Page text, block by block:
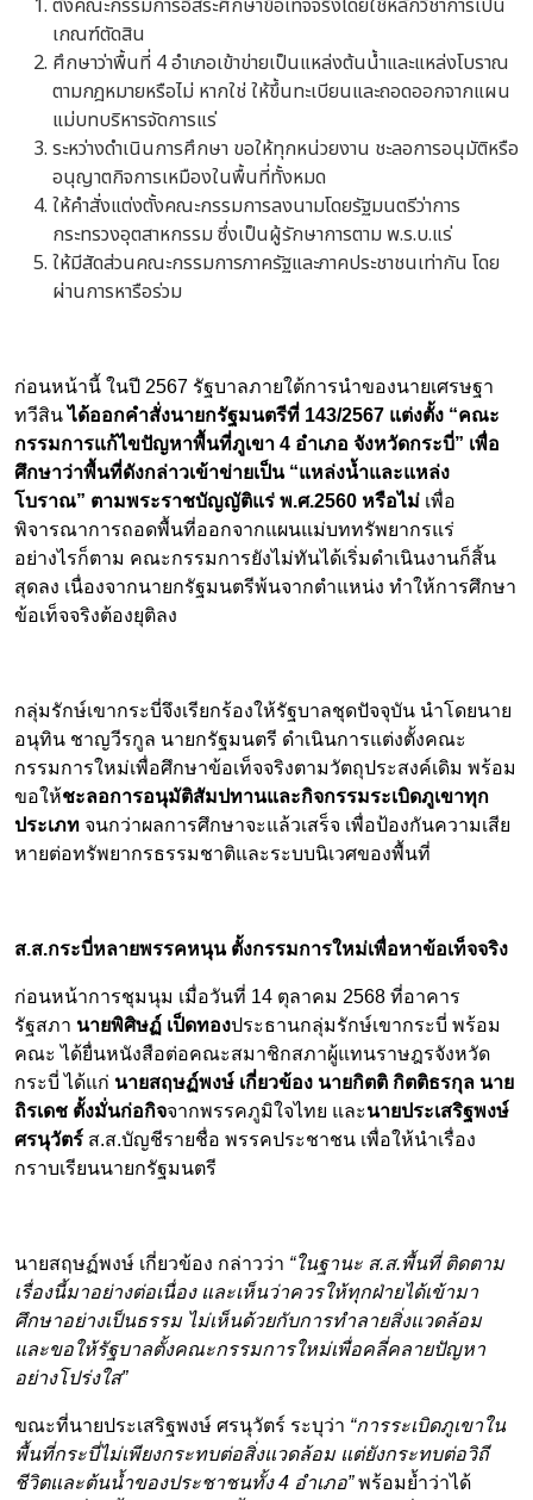
ตั้งคณะกรรมการอิสระศึกษาข้อเท็จจริงโดยใช้หลักวิชาการเป็น
เกณฑ์ตัดสิน
ศึกษาว่าพื้นที่ 4 อำเภอเข้าข่ายเป็นแหล่งต้นน้ำและแหล่งโบราณ
ตามกฎหมายหรือไม่ หากใช่ ให้ขึ้นทะเบียนและถอดออกจากแผน
แม่บทบริหารจัดการแร่
ระหว่างดำเนินการศึกษา ขอให้ทุกหน่วยงาน ชะลอการอนุมัติหรือ
อนุญาตกิจการเหมืองในพื้นที่ทั้งหมด
ให้คำสั่งแต่งตั้งคณะกรรมการลงนามโดยรัฐมนตรีว่าการ
กระทรวงอุตสาหกรรม ซึ่งเป็นผู้รักษาการตาม พ.ร.บ.แร่
ให้มีสัดส่วนคณะกรรมการภาครัฐและภาคประชาชนเท่ากัน โดย
ผ่านการหารือร่วม
ก่อนหน้านี้ ในปี 2567 รัฐบาลภายใต้การนำของนายเศรษฐา
ทวีสินได้ออกคำสั่งนายกรัฐมนตรีที่ 143/2567 แต่งตั้ง “คณะ
กรรมการแก้ไขปัญหาพื้นที่ภูเขา 4 อำเภอ จังหวัดกระบี่” เพื่อ
ศึกษาว่าพื้นที่ดังกล่าวเข้าข่ายเป็น “แหล่งน้ำและแหล่ง
โบราณ” ตามพระราชบัญญัติแร่ พ.ศ.2560 หรือไม่ เพื่อ
พิจารณาการถอดพื้นที่ออกจากแผนแม่บททรัพยากรแร่
อย่างไรก็ตาม คณะกรรมการยังไม่ทันได้เริ่มดำเนินงานก็สิ้น
สุดลง เนื่องจากนายกรัฐมนตรีพ้นจากตำแหน่ง ทำให้การศึกษา
ข้อเท็จจริงต้องยุติลง
กลุ่มรักษ์เขากระบี่จึงเรียกร้องให้รัฐบาลชุดปัจจุบัน นำโดยนาย
อนุทิน ชาญวีรกูล นายกรัฐมนตรี ดำเนินการแต่งตั้งคณะ
กรรมการใหม่เพื่อศึกษาข้อเท็จจริงตามวัตถุประสงค์เดิม พร้อม
ขอให้ชะลอการอนุมัติสัมปทานและกิจกรรมระเบิดภูเขาทุก
ประเภท จนกว่าผลการศึกษาจะแล้วเสร็จ เพื่อป้องกันความเสีย
หายต่อทรัพยากรธรรมชาติและระบบนิเวศของพื้นที่
ส.ส.กระบี่หลายพรรคหนุน ตั้งกรรมการใหม่เพื่อหาข้อเท็จจริง
ก่อนหน้าการชุมนุม เมื่อวันที่ 14 ตุลาคม 2568 ที่อาคาร
รัฐสภา นายพิศิษฏ์ เป็ดทองประธานกลุ่มรักษ์เขากระบี่ พร้อม
คณะ ได้ยื่นหนังสือต่อคณะสมาชิกสภาผู้แทนราษฎรจังหวัด
กระบี่ ได้แก่ นายสฤษฏ์พงษ์ เกี่ยวข้อง นายกิตติ กิตติธรกุล นาย
ถิรเดช ตั้งมั่นก่อกิจจากพรรคภูมิใจไทย และนายประเสริฐพงษ์
ศรนุวัตร์ ส.ส.บัญชีรายชื่อ พรรคประชาชน เพื่อให้นำเรื่อง
กราบเรียนนายกรัฐมนตรี
นายสฤษฏ์พงษ์ เกี่ยวข้อง กล่าวว่า “ในฐานะ ส.ส.พื้นที่ ติดตาม
เรื่องนี้มาอย่างต่อเนื่อง และเห็นว่าควรให้ทุกฝ่ายได้เข้ามา
ศึกษาอย่างเป็นธรรม ไม่เห็นด้วยกับการทำลายสิ่งแวดล้อม
และขอให้รัฐบาลตั้งคณะกรรมการใหม่เพื่อคลี่คลายปัญหา
อย่างโปร่งใส”
ขณะที่นายประเสริฐพงษ์ ศรนุวัตร์ ระบุว่า “การระเบิดภูเขาใน
พื้นที่กระบี่ไม่เพียงกระทบต่อสิ่งแวดล้อม แต่ยังกระทบต่อวิถี
ชีวิตและต้นน้ำของประชาชนทั้ง 4 อำเภอ”พร้อมย้ำว่าได้